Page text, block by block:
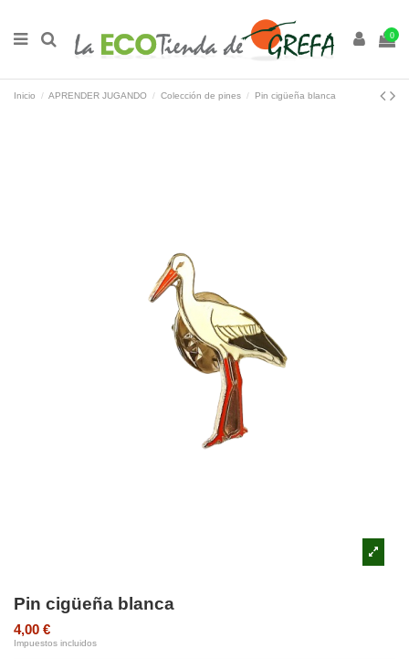
0
Inicio APRENDER JUGANDO Colección de pines Pin cigüeña blanca
Pin cigüeña blanca
4,00 €
Impuestos incluidos